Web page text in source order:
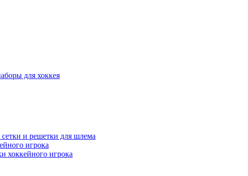
для хоккея
и решетки для шлема
игрока
хоккейного игрока